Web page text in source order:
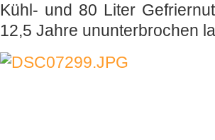
Kühl- und 80 Liter
12,5 Jahre ununterbrochen